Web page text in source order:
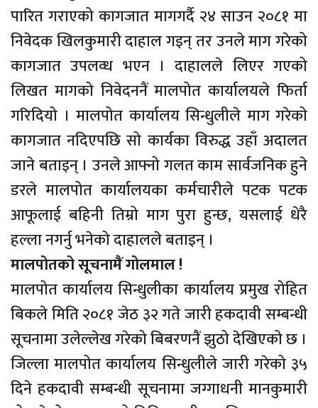
पारित गराएको कागजात मागगर्दै २४ साउन २०८१ मा
निवेदक खिलकुमारी दाहाल गइन् तर उनले माग गरेको
कागजात उपलव्ध भएन । दाहालले लिएर गएको
लिखत मागको निवेदननैं मालपोत कार्यालयले फिर्ता
गरिदियो । मालपोत कार्यालय सिन्धुलीले माग गरेको
कागजात नदिएपछि सो कार्यका विरुद्ध उहाँ अदालत
जाने बताइन् । उनले आफ्नो गलत काम सार्वजनिक हुने
डरले मालपोत कार्यालयका कर्मचारीले पटक पटक
आफूलाई बहिनी तिम्रो माग पुरा हुन्छ, यसलाई धेरै
हल्ला नगर्नु भनेको दाहालले बताइन् ।
मालपोतको सूचनामैं गोलमाल !
मालपोत कार्यालय सिन्धुलीका कार्यालय प्रमुख रोहित
बिकले मिति २०८१ जेठ ३२ गते जारी हकदावी सम्बन्धी
सूचनामा उलेल्लेख गरेको बिबरणनैं झुठो देखिएको छ ।
जिल्ला मालपोत कार्यालय सिन्धुलीले जारी गरेको ३५
दिने हकदावी सम्बन्धी सूचनामा जग्गाधनी मानकुमारी